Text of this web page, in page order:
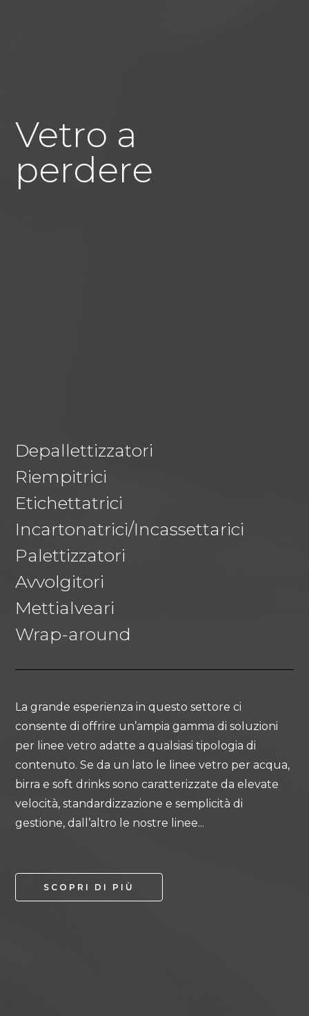
La grande esperienza in questo settore ci
consente di offrire un’ampia gamma di soluzioni
per linee vetro adatte a qualsiasi tipologia di
contenuto. Se da un lato le linee vetro per acqua,
birra e soft drinks sono caratterizzate da elevate
velocità, standardizzazione e semplicità di
gestione, dall’altro le nostre linee...
SCOPRI DI PIÙ
Vetro a
perdere
Depallettizzatori
Riempitrici
Etichettatrici
Incartonatrici/Incassettarici
Palettizzatori
Avvolgitori
Mettialveari
Wrap-around